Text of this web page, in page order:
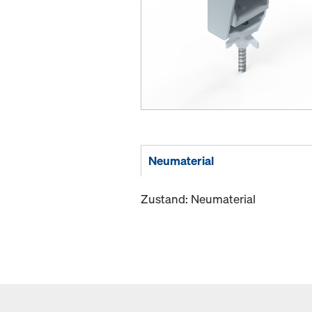
Neumaterial
Zustand: Neumaterial